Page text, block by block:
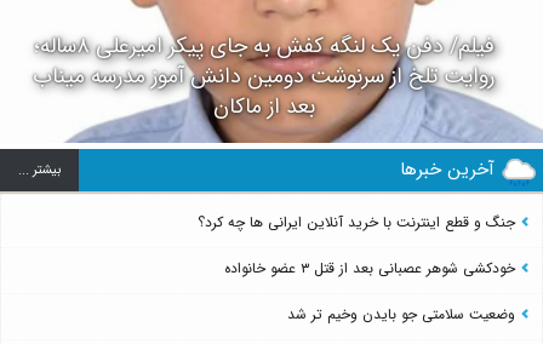
فیلم/ دفن یک لنگه کفش به جای پیکر امیرعلی ۸ساله؛
روایت تلخ از سرنوشت دومین دانش آموز مدرسه میناب
بعد از ماکان
آخرین خبرها بيشتر ...
جنگ و قطع اینترنت با خرید آنلاین ایرانی ها چه کرد؟
خودکشی شوهر عصبانی بعد از قتل ۳ عضو خانواده
وضعیت سلامتی جو بایدن وخیم تر شد